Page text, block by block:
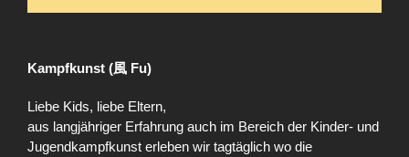
Kampfkunst (風 Fu)
Liebe Kids, liebe Eltern,
aus langjähriger Erfahrung auch im Bereich der Kinder- und
Jugendkampfkunst erleben wir tagtäglich wo die